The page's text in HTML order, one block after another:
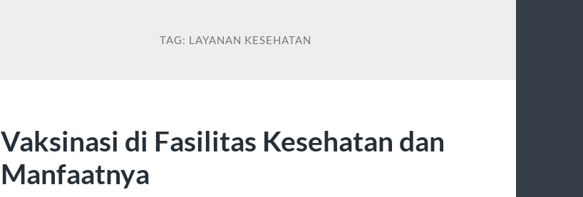
TAG: LAYANAN KESEHATAN
Vaksinasi di Fasilitas Kesehatan dan
Manfaatnya